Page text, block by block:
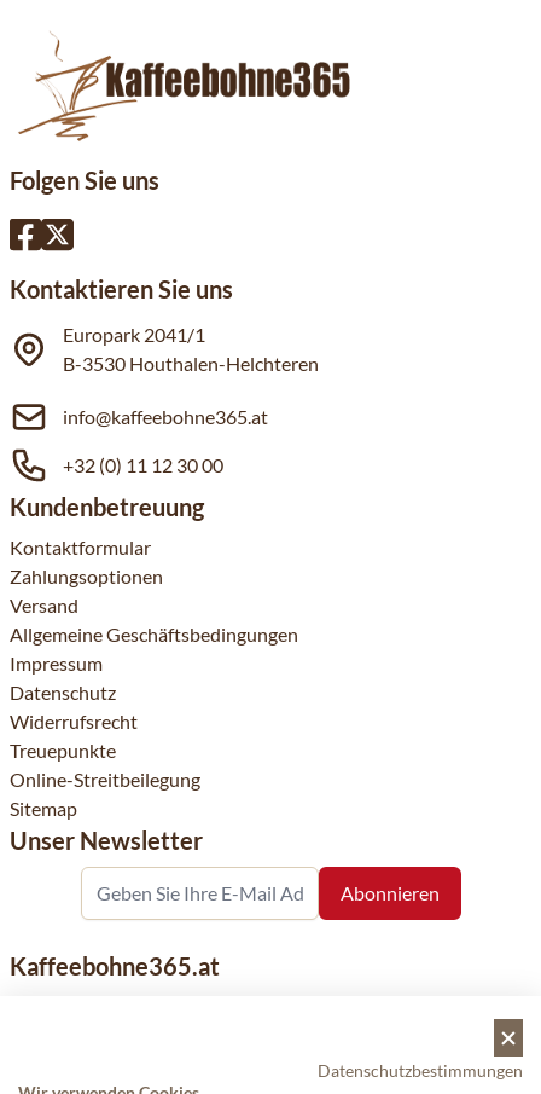
Folgen Sie uns
Kontaktieren Sie uns
Europark 2041/1
B-3530 Houthalen-Helchteren
info@kaffeebohne365.at
+32 (0) 11 12 30 00
Kundenbetreuung
Kontaktformular
Zahlungsoptionen
Versand
Allgemeine Geschäftsbedingungen
Impressum
Datenschutz
Widerrufsrecht
Treuepunkte
Online-Streitbeilegung
Sitemap
Unser Newsletter
Kaffeebohne365.at
bekannter nationaler und internationaler Marken ist eine
Datenschutzbestimmungen